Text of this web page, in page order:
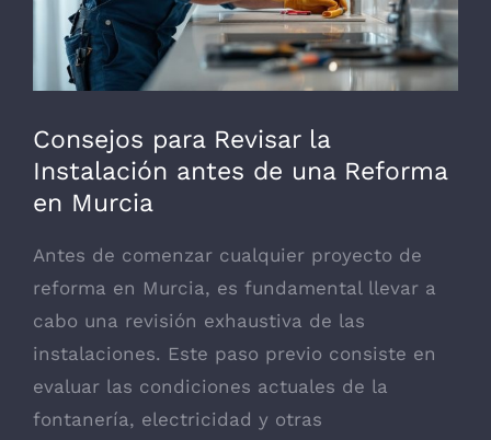
Consejos para Revisar la
Instalación antes de una Reforma
en Murcia
Antes de comenzar cualquier proyecto de
reforma en Murcia, es fundamental llevar a
cabo una revisión exhaustiva de las
instalaciones. Este paso previo consiste en
evaluar las condiciones actuales de la
fontanería, electricidad y otras